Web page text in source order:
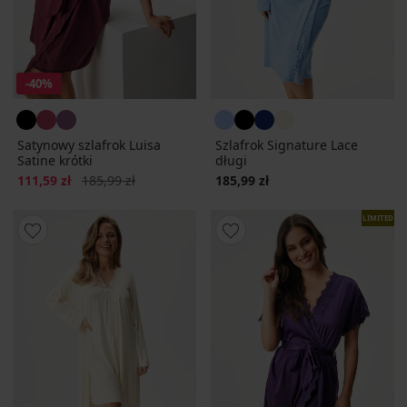
-40%
Satynowy szlafrok Luisa
Satine krótki
Zniżka
111,59 zł Pierwotna cena
185,99 zł
Szlafrok Signature Lace
długi
185,99 zł
LIMITED